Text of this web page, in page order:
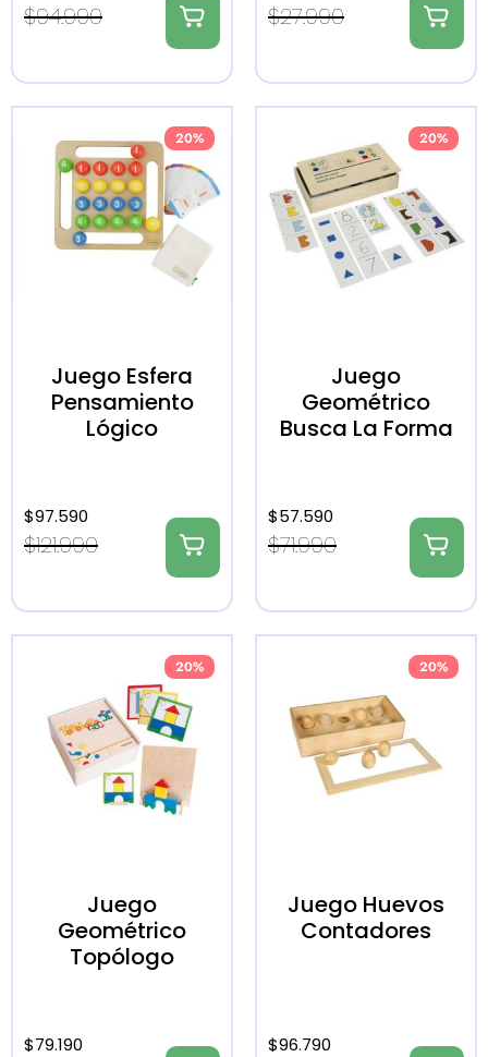
$94.990 $27.990
20%
Juego Esfera
Pensamiento
Lógico
$121.990
$97.590
20%
Juego
Geométrico
Busca La Forma
$71.990
$57.590
20%
Juego
Geométrico
Topólogo
$79.190
20%
Juego Huevos
Contadores
$96.790